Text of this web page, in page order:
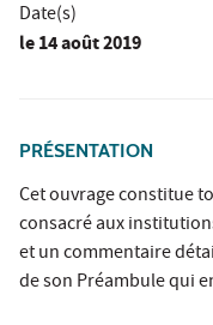
Date(s)
le14 août 2019
PRÉSENTATION
Cet ouvrage constitue
consacré aux
et un commentaire
de son Préambule qui